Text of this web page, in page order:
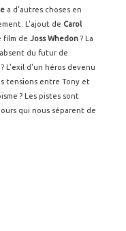
a d'autres choses en
L'ajout de Carol
film de Joss Whedon ? La
du futur de
L'exil d'un héros devenu
tensions entre Tony et
? Les pistes sont
qui nous séparent de